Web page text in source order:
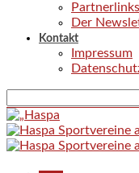
Partnerlinks
Der
Kontakt
Impressum